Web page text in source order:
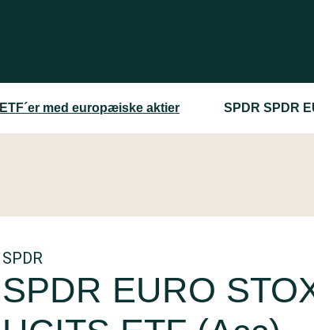
med europæiske aktier SPDR SPDR
SPDR
SPDR EURO